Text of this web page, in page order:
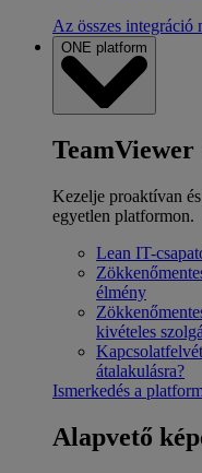
Az összes integráció
ONE platform
Kezelje proaktívan
egyetlen platformon.
Lean IT-
élmény
kivételes
átalakulásra?
Ismerkedés a
Alapvető